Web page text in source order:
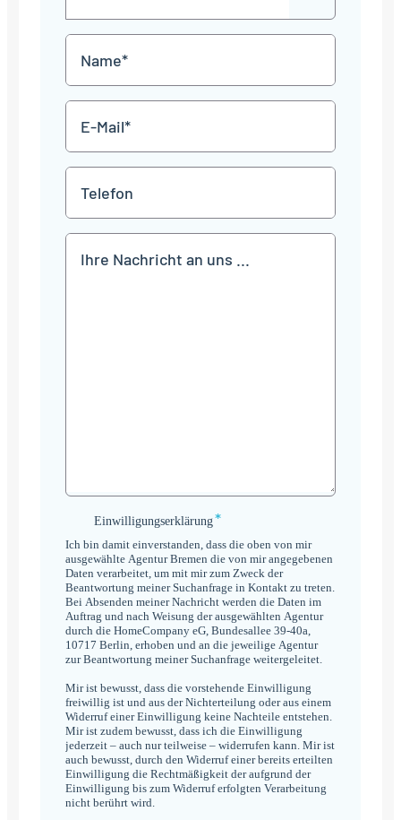
Punkt
MM
JJJJ
Mail
*
Einwilligungserklärung
Einwilligungserklärung*
Ich bin damit einverstanden, dass die oben von mir
ausgewählte Agentur Bremen die von mir angegebenen
Daten verarbeitet, um mit mir zum Zweck der
Beantwortung meiner Suchanfrage in Kontakt zu treten.
Bei Absenden meiner Nachricht werden die Daten im
Auftrag und nach Weisung der ausgewählten Agentur
durch die HomeCompany eG, Bundesallee 39-40a,
10717 Berlin, erhoben und an die jeweilige Agentur
zur Beantwortung meiner Suchanfrage weitergeleitet.
Mir ist bewusst, dass die vorstehende Einwilligung
freiwillig ist und aus der Nichterteilung oder aus einem
Widerruf einer Einwilligung keine Nachteile entstehen.
Mir ist zudem bewusst, dass ich die Einwilligung
jederzeit – auch nur teilweise – widerrufen kann. Mir ist
auch bewusst, durch den Widerruf einer bereits erteilten
Einwilligung die Rechtmäßigkeit der aufgrund der
Einwilligung bis zum Widerruf erfolgten Verarbeitung
nicht berührt wird.